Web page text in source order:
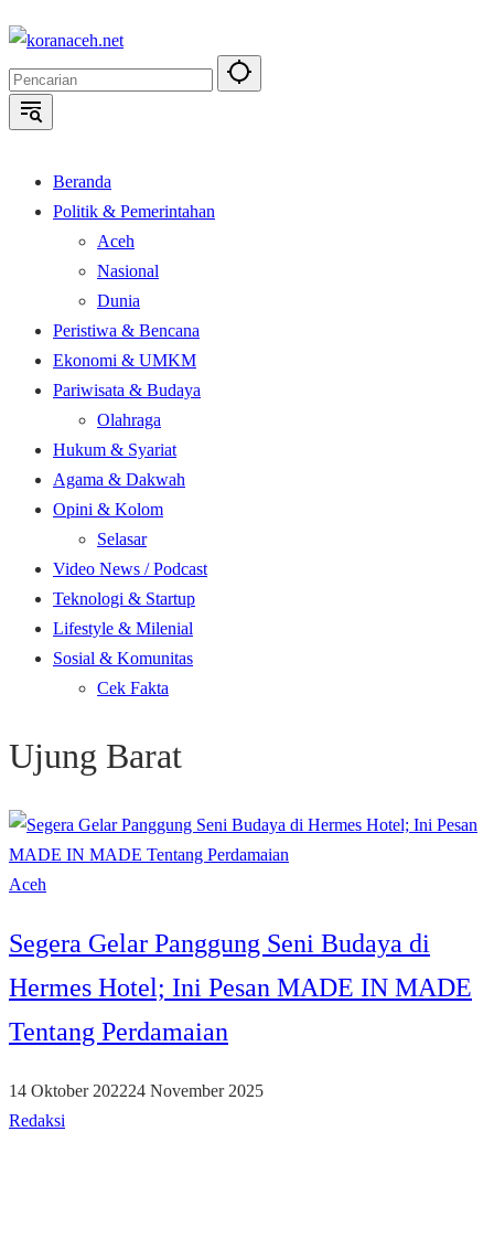
Langsung
konten
Beranda
Politik & Pemerintahan
Aceh
Nasional
Dunia
Peristiwa & Bencana
Ekonomi & UMKM
Pariwisata & Budaya
Olahraga
Hukum & Syariat
Agama & Dakwah
Opini & Kolom
Selasar
Video News / Podcast
Teknologi & Startup
Lifestyle & Milenial
Sosial & Komunitas
Cek Fakta
Ujung Barat
Aceh
Segera Gelar Panggung Seni Budaya di
Hermes Hotel; Ini Pesan MADE IN MADE
Tentang Perdamaian
14 Oktober 202224 November 2025
Redaksi